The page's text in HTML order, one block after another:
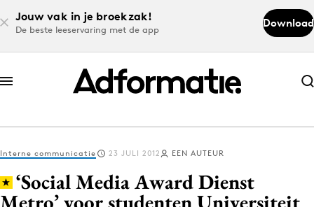
Jouw vak in je broekzak!
De beste leeservaring met de app
Download
Abonneer nu
Abonneer nu
Log in
Interne communicatie 23 JULI 2012 EEN AUTEUR
‘Social Media Award Dienst